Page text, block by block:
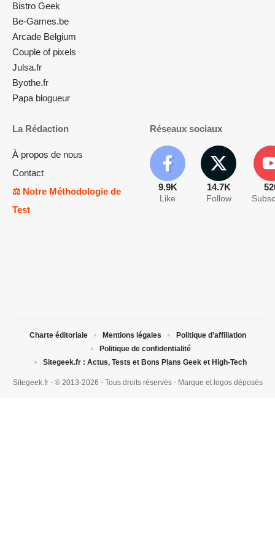
Bistro Geek
Be-Games.be
Arcade Belgium
Couple of pixels
Julsa.fr
Byothe.fr
Papa blogueur
La Rédaction
À propos de nous
Contact
⚖️ Notre Méthodologie de
Test
Réseaux sociaux
9.9K
Like
14.7K
Follow
Sitegeek.fr - ® 2013-2026 - Tous droits réservés - Marque et logos déposés
Charte éditoriale Mentions légales
Politique d’affiliation
Politique de confidentialité
Sitegeek.fr : Actus, Tests et Bons Plans Geek et High-Tech